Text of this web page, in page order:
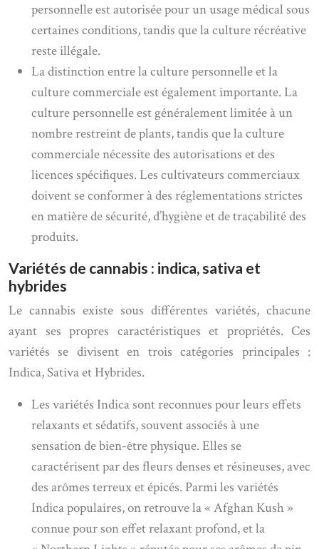
personnelle est autorisée pour un usage médical sous
certaines conditions, tandis que la culture récréative
reste illégale.
La distinction entre la culture personnelle et la
culture commerciale est également importante. La
culture personnelle est généralement limitée à un
nombre restreint de plants, tandis que la culture
commerciale nécessite des autorisations et des
licences spécifiques. Les cultivateurs commerciaux
doivent se conformer à des réglementations strictes
en matière de sécurité, d’hygiène et de traçabilité des
produits.
Variétés de cannabis : indica, sativa et
hybrides
Le cannabis existe sous différentes variétés, chacune
ayant ses propres caractéristiques et propriétés. Ces
variétés se divisent en trois catégories principales :
Indica, Sativa et Hybrides.
Les variétés Indica sont reconnues pour leurs effets
relaxants et sédatifs, souvent associés à une
sensation de bien-être physique. Elles se
caractérisent par des fleurs denses et résineuses, avec
des arômes terreux et épicés. Parmi les variétés
Indica populaires, on retrouve la « Afghan Kush »
connue pour son effet relaxant profond, et la